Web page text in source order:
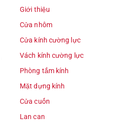
Giới thiệu
Cửa nhôm
Cửa kính cường lực
Vách kính cường lực
Phòng tắm kính
Mặt dựng kính
Cửa cuốn
Lan can